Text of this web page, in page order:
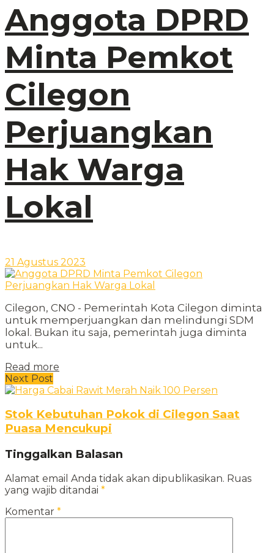
Anggota DPRD
Minta Pemkot
Cilegon
Perjuangkan
Hak Warga
Lokal
21 Agustus 2023
Cilegon, CNO - Pemerintah Kota Cilegon diminta
untuk memperjuangkan dan melindungi SDM
lokal. Bukan itu saja, pemerintah juga diminta
untuk...
Read more
Next Post
Stok Kebutuhan Pokok di Cilegon Saat
Puasa Mencukupi
Tinggalkan Balasan
Alamat email Anda tidak akan dipublikasikan. Ruas
yang wajib ditandai *
Komentar *